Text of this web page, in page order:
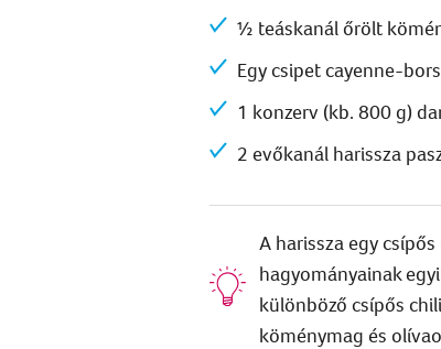
½ teáskanál őrölt
Egy csipet cayenne-
1 konzerv (kb. 800 g)
2 evőkanál harissza
A harissza egy
hagyományainak
különböző csípős
köménymag és